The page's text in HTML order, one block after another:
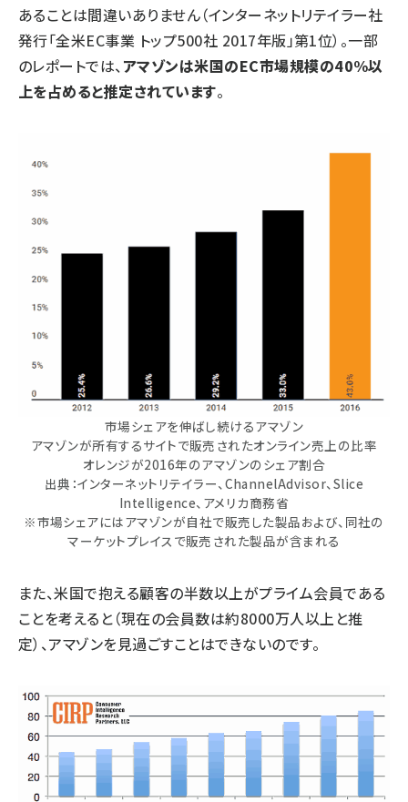
あることは間違いありません（インターネットリテイラー社
発行「全米EC事業 トップ500社 2017年版」第1位）。一部
のレポートでは、アマゾンは米国のEC市場規模の40%以
上を占めると推定されています。
市場シェアを伸ばし続けるアマゾン
アマゾンが所有するサイトで販売されたオンライン売上の比率
オレンジが2016年のアマゾンのシェア割合
出典：インターネットリテイラー、ChannelAdvisor、Slice
Intelligence、アメリカ商務省
※市場シェアにはアマゾンが自社で販売した製品および、同社の
マーケットプレイスで販売された製品が含まれる
また、米国で抱える顧客の半数以上がプライム会員である
ことを考えると（現在の会員数は約8000万人以上と推
定）、アマゾンを見過ごすことはできないのです。